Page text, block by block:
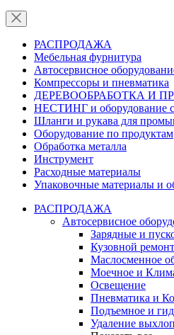
РАСПРОДАЖА
Мебельная фурнитура
Автосервисное
Компрессоры и пневматика
ДЕРЕВООБРАБОТКА И
НЕСТИНГ и оборудование
Шланги и рукава для
Оборудование по продуктам
Обработка металла
Инструмент
Расходные материалы
Упаковочные материалы и
РАСПРОДАЖА
Автосервисное
Зарядные и
Кузовной
Маслосменное
Моечное и
Освещение
Пневматика и
Подъемное и
Удаление